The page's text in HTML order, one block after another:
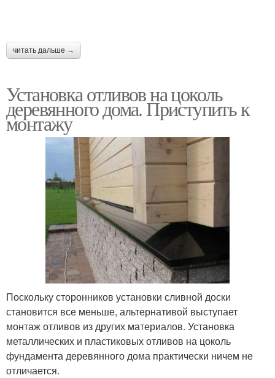
читать дальше →
Установка отливов на цоколь
деревянного дома. Приступить к
монтажу
Поскольку сторонников установки сливной доски
становится все меньше, альтернативой выступает
монтаж отливов из других материалов. Установка
металлических и пластиковых отливов на цоколь
фундамента деревянного дома практически ничем не
отличается.